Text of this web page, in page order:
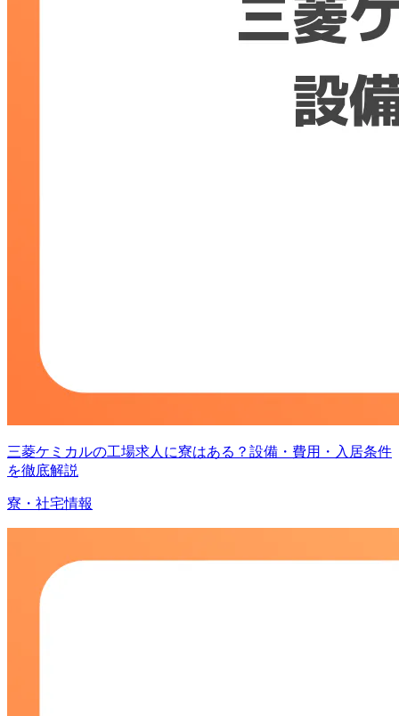
三菱ケミカルの工場求人に寮はある？設備・費用・入居条件
を徹底解説
寮・社宅情報